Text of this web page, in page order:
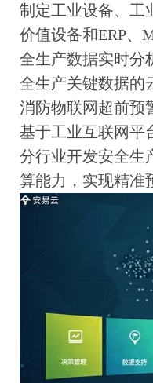
制定工业设备、工
价值设备和ERP、
全生产数据实时分
全生产关键数据的
消防物联网超前预
基于工业互联网平
分行业开发安全生
算能力，实现精准